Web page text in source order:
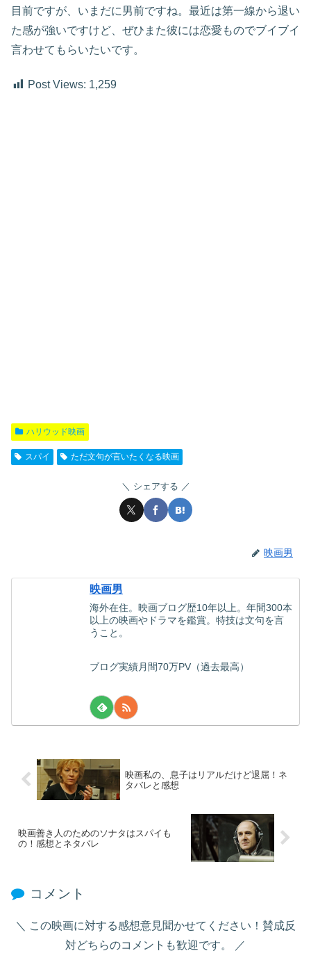
目前ですが、いまだに男前ですね。最近は第一線から退い
た感が強いですけど、ぜひまた彼には恋愛ものでブイブイ
言わせてもらいたいです。
Post Views: 1,259
ハリウッド映画
スパイ ただ文句が言いたくなる映画
シェアする
映画男
映画男
海外在住。映画ブログ歴10年以上。年間300本
以上の映画やドラマを鑑賞。特技は文句を言
うこと。
ブログ実績月間70万PV（過去最高）
映画私の、息子はリアルだけど退屈！ネ
タバレと感想
映画善き人のためのソナタはスパイも
の！感想とネタバレ
コメント
この映画に対する感想意見聞かせてください！賛成反
対どちらのコメントも歓迎です。